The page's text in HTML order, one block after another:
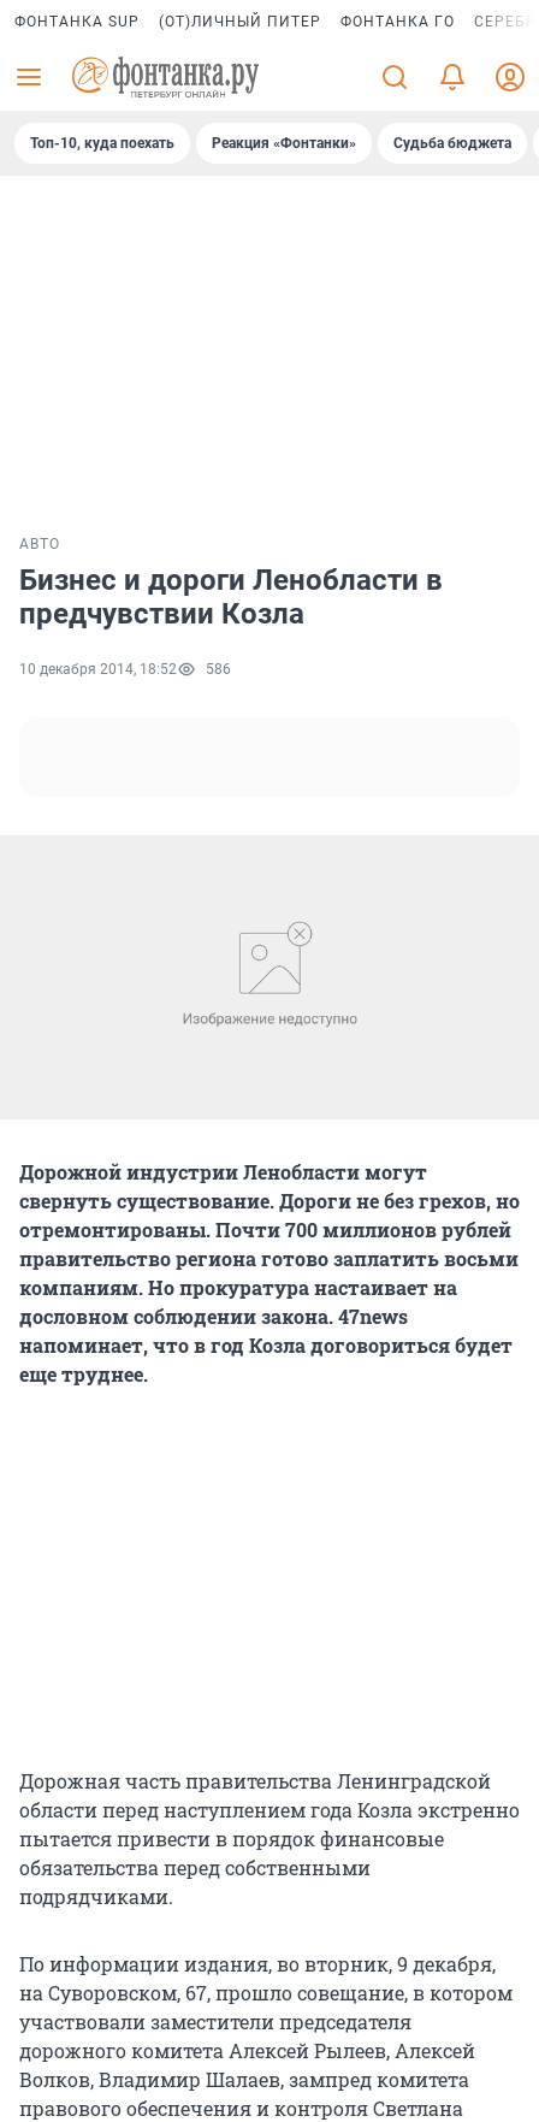
ФОНТАНКА SUP (ОТ)ЛИЧНЫЙ ПИТЕР ФОНТАНКА ГО
Топ-10, куда поехать Реакция «Фонтанки» Судьба бюджета
АВТО
Бизнес и дороги Ленобласти в
предчувствии Козла
10 декабря 2014, 18:52 586
Дорожной индустрии Ленобласти могут
свернуть существование. Дороги не без грехов, но
отремонтированы. Почти 700 миллионов рублей
правительство региона готово заплатить восьми
компаниям. Но прокуратура настаивает на
дословном соблюдении закона. 47news
напоминает, что в год Козла договориться будет
еще труднее.
Дорожная часть правительства Ленинградской
области перед наступлением года Козла экстренно
пытается привести в порядок финансовые
обязательства перед собственными
подрядчиками.
По информации издания, во вторник, 9 декабря,
на Суворовском, 67, прошло совещание, в котором
участвовали заместители председателя
дорожного комитета Алексей Рылеев, Алексей
Волков, Владимир Шалаев, зампред комитета
правового обеспечения и контроля Светлана